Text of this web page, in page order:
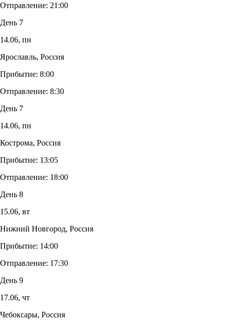
Отправление: 21:00
День 7
14.06, пн
Ярославль, Россия
Прибытие: 8:00
Отправление: 8:30
День 7
14.06, пн
Кострома, Россия
Прибытие: 13:05
Отправление: 18:00
День 8
15.06, вт
Нижний Новгород, Россия
Прибытие: 14:00
Отправление: 17:30
День 9
17.06, чт
Чебоксары, Россия